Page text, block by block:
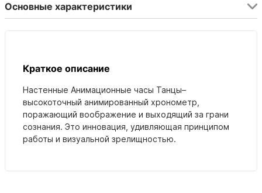
Основные характеристики
Краткое описание
Настенные Анимационные часы Танцы–
высокоточный анимированный хронометр,
поражающий воображение и выходящий за грани
сознания. Это инновация, удивляющая принципом
работы и визуальной зрелищностью.